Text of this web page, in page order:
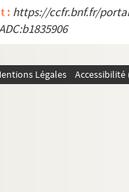
: https://ccfr.bnf.fr/
Légales